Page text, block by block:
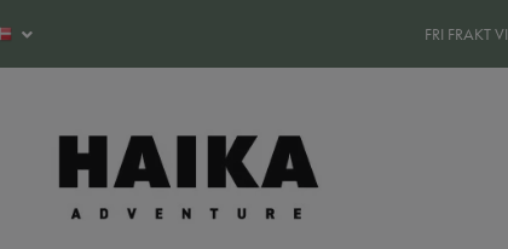
FRI FRAKT